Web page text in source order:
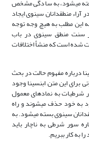
می­شود، به سادگی مشخص
آراء منطق­دانان سینوی ایجاد
این مطلب به هیچ وجه توجه
سنت منطق سینوی در باب
شده است که منشأ اختلافات
درباره مفهوم حالت در بحث
برای این متن ابن­سینا وجود
شرطیات به نمادهای معمول
به خود حذف می­شوند و راه
سینوی بسته می­شود. به
سور شرطی به ناچار باید
به کار ببریم.